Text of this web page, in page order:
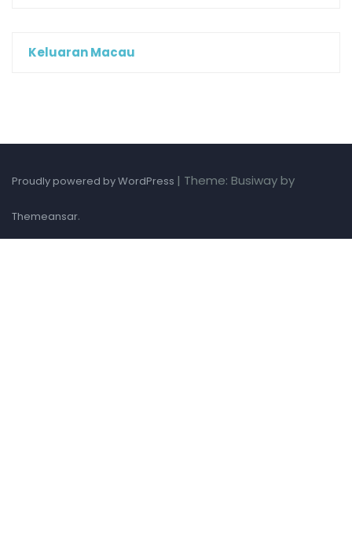
Keluaran Macau
Proudly powered by WordPress | Theme: Busiway by
Themeansar.